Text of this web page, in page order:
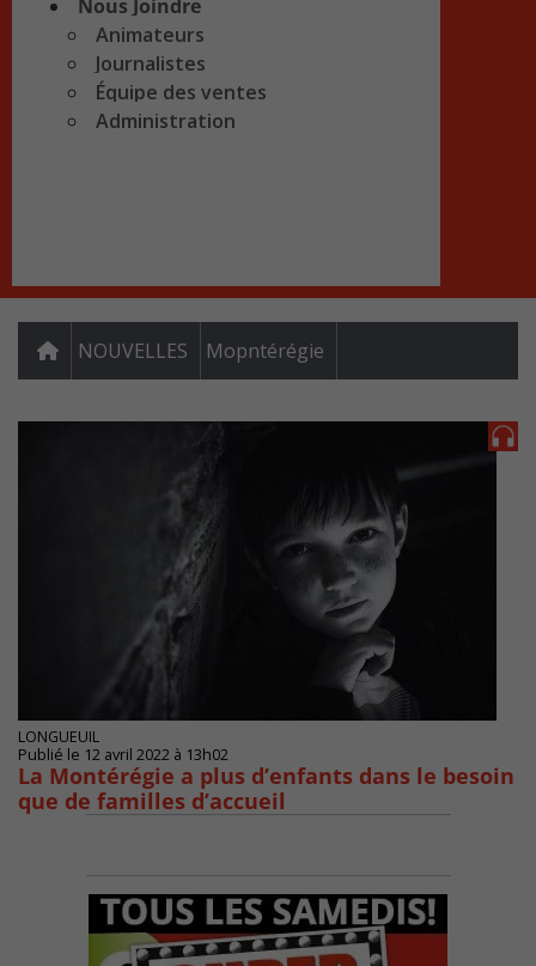
Nous Joindre
Animateurs
Journalistes
Équipe des ventes
Administration
NOUVELLES Mopntérégie
LONGUEUIL
Publié le 12 avril 2022 à 13h02
La Montérégie a plus d’enfants dans le besoin
que de familles d’accueil